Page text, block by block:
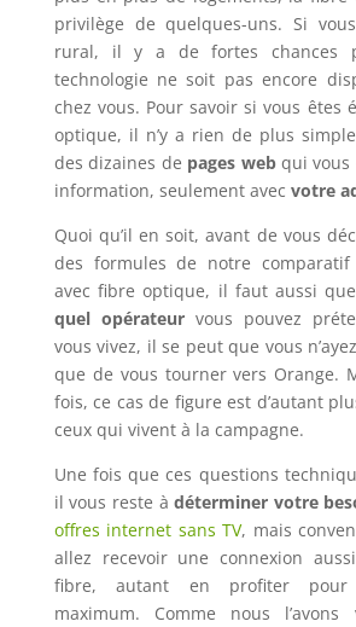
privilège de quelques-uns. Si
rural, il y a de fortes chances
technologie ne soit pas encore
chez vous. Pour savoir si vous êtes
optique, il n’y a rien de plus
des dizaines de pages webqui vous
information, seulement avec votre
Quoi qu’il en soit, avant de vous
des formules de notre comparatif
avec fibre optique, il faut aussi
quel opérateurvous pouvez
vous vivez, il se peut que vous
que de vous tourner vers Orange.
fois, ce cas de figure est d’autant
ceux qui vivent à la campagne.
Une fois que ces questions
il vous reste àdéterminer votre
offres internet sans TV, mais
allez recevoir une connexion
fibre, autant en profiter pour
maximum. Comme nous